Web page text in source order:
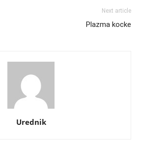
Next article
Plazma kocke
Urednik